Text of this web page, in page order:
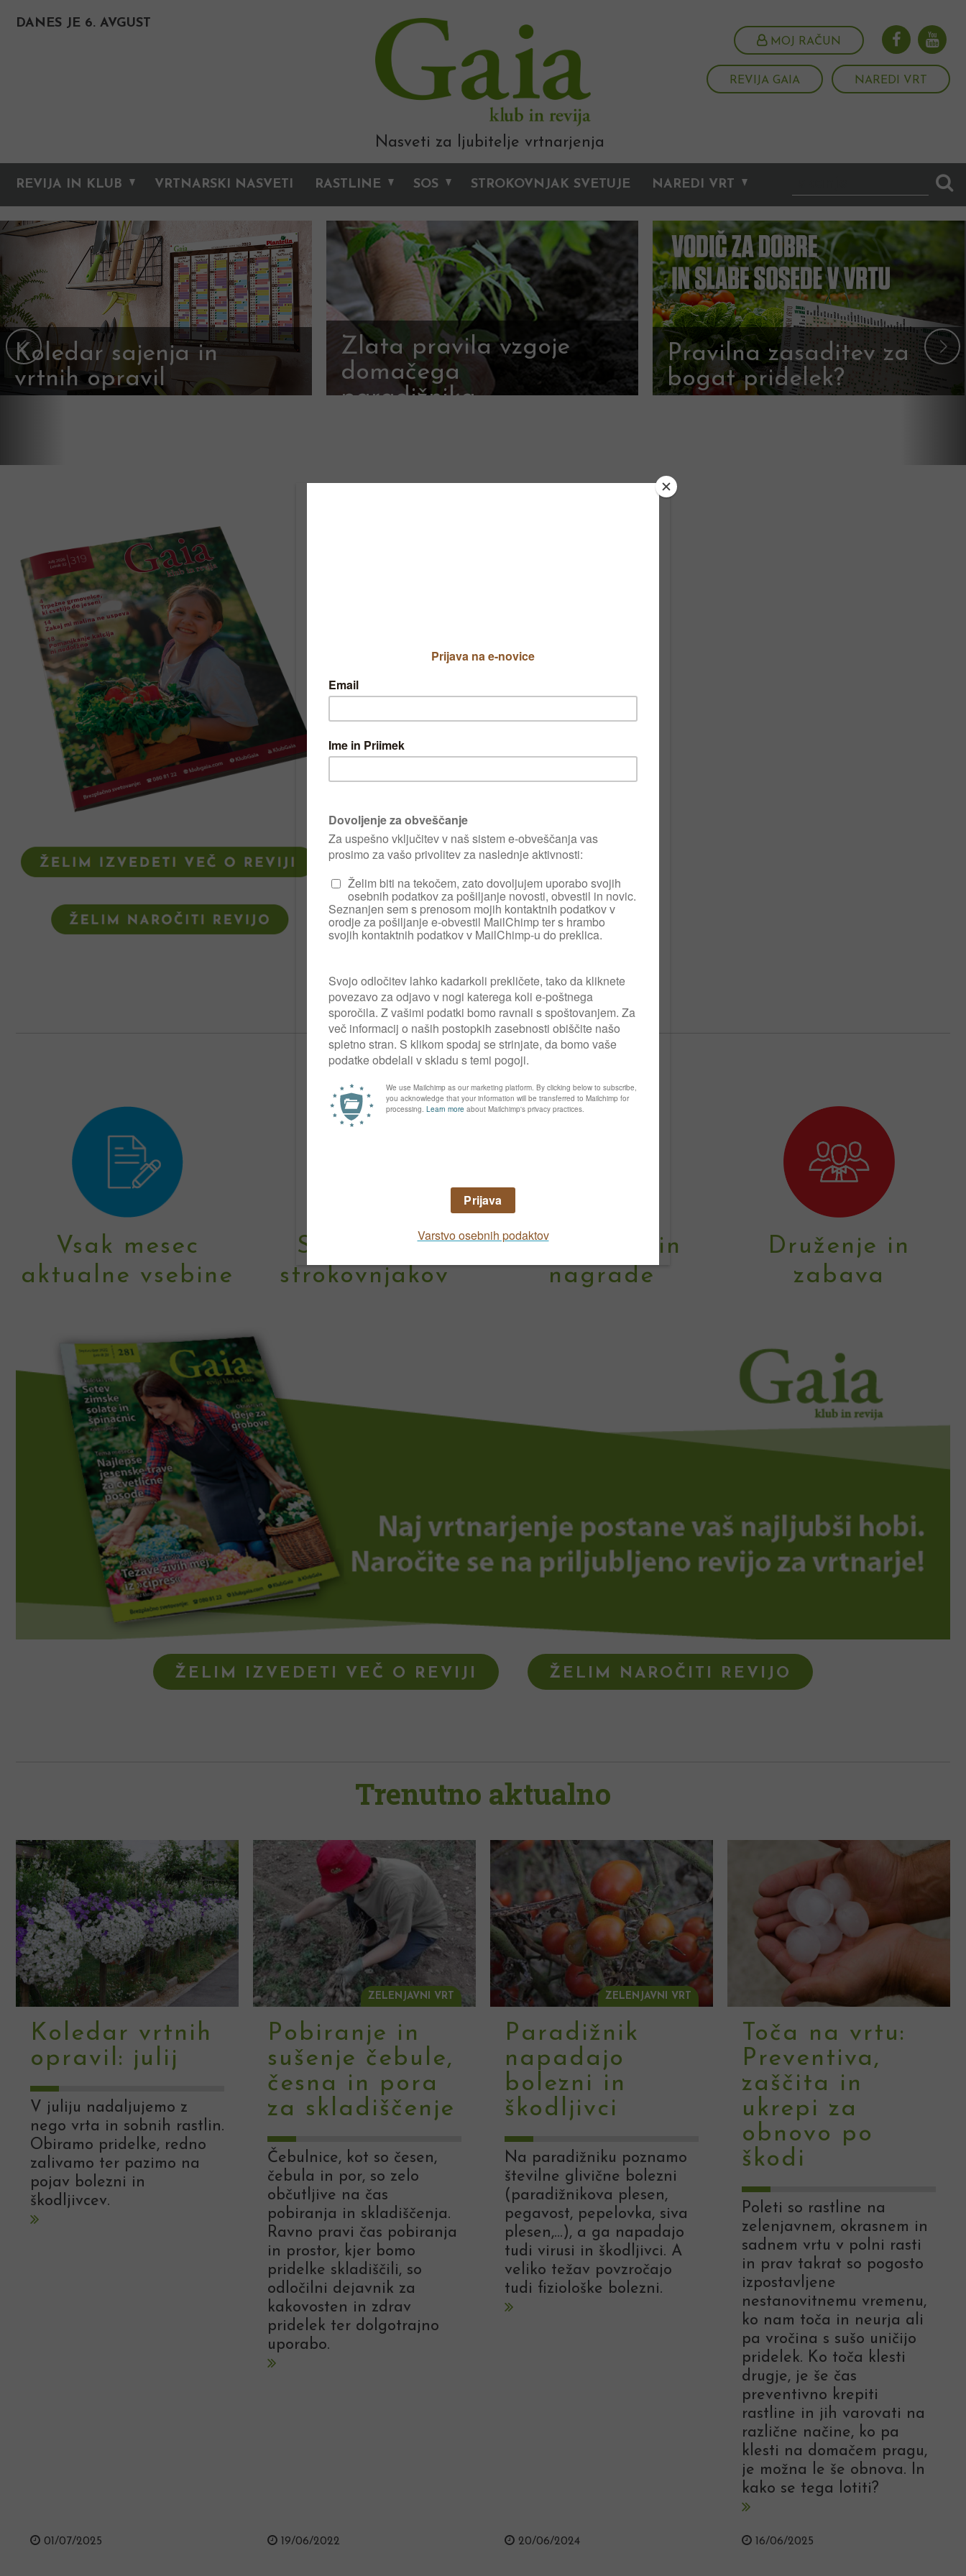
DANES JE 6. AVGUST
MOJ RAČUN
REVIJA GAIA NAREDI VRT
Nasveti za ljubitelje vrtnarjenja
REVIJA IN KLUB VRTNARSKI NASVETI RASTLINE SOS STROKOVNJAK SVETUJE NAREDI VRT
Koledar sajenja in
vrtnih opravil
Zlata pravila vzgoje
domačega
paradižnika
Pravilna zasaditev za
bogat pridelek?
Kako do kakovostnih in trpežnih
sadežev v vrtu
Zakaj mi malina ne uspeva
Sonce, visoka temperatura zraka, veter
Tekoca gnojila - zalivanje in
škropljenje
Kako podaljšati pridelek kumar in
bučk
Zdaj je čas za pridelavo ohrovta
Dalije, lilije in rudbekije
Povečajmo biološko aktivnost tal
Hoste v poletnem vrtu
Zakaj naročiti revijo Gaia?
Vsak mesec
aktualne vsebine
Svetovanje
strokovnjakov
Ugodnosti in
nagrade
Druženje in
zabava
ŽELIM IZVEDETI VEČ O REVIJI ŽELIM NAROČITI REVIJO
Trenutno aktualno
Koledar vrtnih
opravil: julij
V juliju nadaljujemo z
nego vrta in sobnih rastlin.
Obiramo pridelke, redno
zalivamo ter pazimo na
pojav bolezni in
škodljivcev.
01/07/2025
ZELENJAVNI VRT
Pobiranje in
sušenje čebule,
česna in pora
za skladiščenje
Čebulnice, kot so česen,
čebula in por, so zelo
občutljive na čas
pobiranja in skladiščenja.
Ravno pravi čas pobiranja
in prostor, kjer bomo
pridelke skladiščili, so
odločilni dejavnik za
kakovosten in zdrav
pridelek ter dolgotrajno
uporabo.
19/06/2022
ZELENJAVNI VRT
Paradižnik
napadajo
bolezni in
škodljivci
Na paradižniku poznamo
številne glivične bolezni
(paradižnikova plesen,
pegavost, pepelovka, siva
plesen,…), a ga napadajo
tudi virusi in škodljivci. A
veliko težav povzročajo
tudi fiziološke bolezni.
20/06/2024
Toča na vrtu:
Preventiva,
zaščita in
ukrepi za
obnovo po
škodi
Poleti so rastline na
zelenjavnem, okrasnem in
sadnem vrtu v polni rasti
in prav takrat so pogosto
izpostavljene
nestanovitnemu vremenu,
ko nam toča in neurja ali
pa vročina s sušo uničijo
pridelek. Ko toča klesti
drugje, je še čas
preventivno krepiti
rastline in jih varovati na
različne načine, ko pa
klesti na domačem pragu,
je možna le še obnova. In
kako se tega lotiti?
16/06/2025